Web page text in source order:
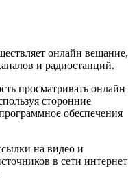
онлайн вещание,
и радиостанций.
просматривать онлайн
сторонние
обеспечения
на видео и
в сети интернет